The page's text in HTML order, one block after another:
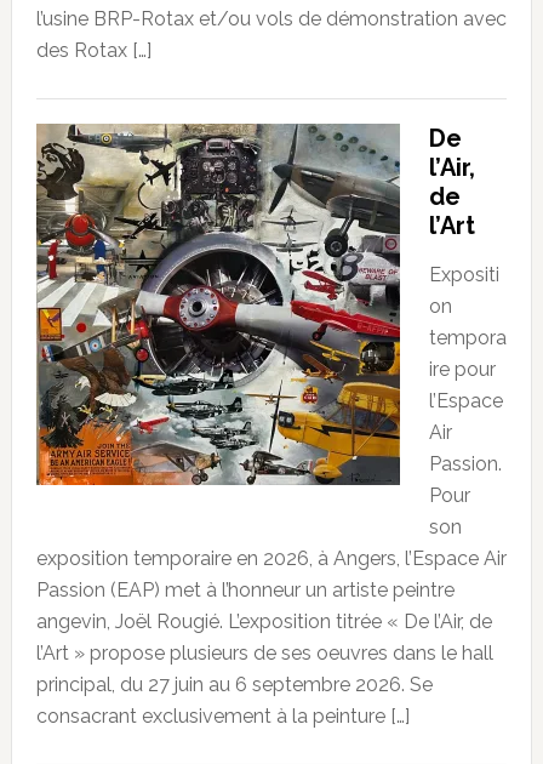
l’usine BRP-Rotax et/ou vols de démonstration avec
des Rotax […]
De
l’Air,
de
l’Art
Expositi
on
tempora
ire pour
l’Espace
Air
Passion.
Pour
son
exposition temporaire en 2026, à Angers, l’Espace Air
Passion (EAP) met à l’honneur un artiste peintre
angevin, Joël Rougié. L’exposition titrée « De l’Air, de
l’Art » propose plusieurs de ses oeuvres dans le hall
principal, du 27 juin au 6 septembre 2026. Se
consacrant exclusivement à la peinture […]